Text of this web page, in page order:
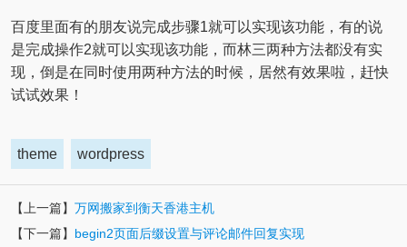
百度里面有的朋友说完成步骤1就可以实现该功能，有的说
是完成操作2就可以实现该功能，而林三两种方法都没有实
现，倒是在同时使用两种方法的时候，居然有效果啦，赶快
试试效果！
theme wordpress
【上一篇】 万网搬家到衡天香港主机
【下一篇】 begin2页面后缀设置与评论邮件回复实现